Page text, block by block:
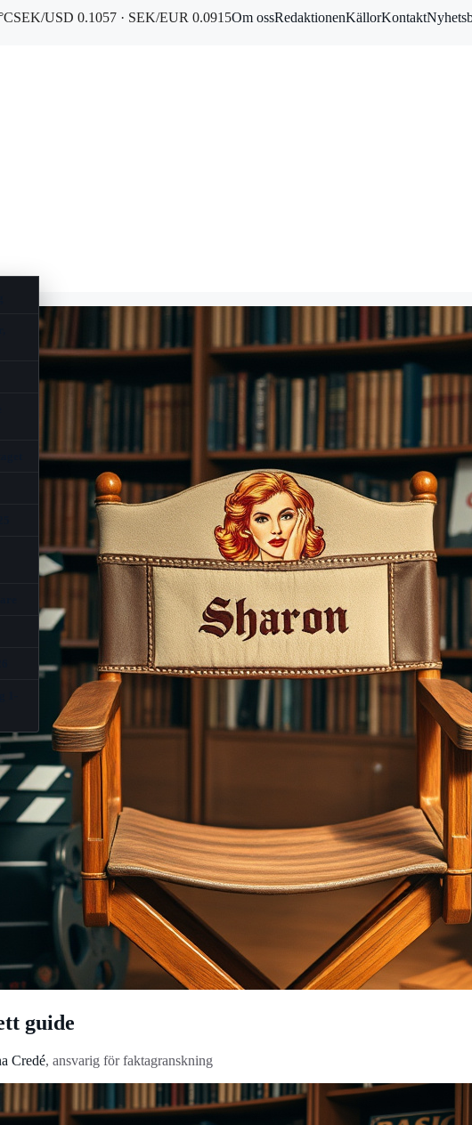
SEK/USD 0.1057 · SEK/EUR 0.0915Om ossRedaktionenKällorKontakt
guide
Credé, ansvarig för faktagranskning